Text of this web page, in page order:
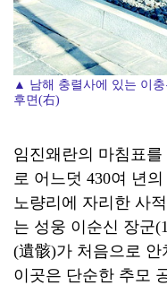
▲ 남해 충렬사에 있는 이
후면(右)
임진왜란의 마침표
로 어느덧 430여 년
노량리에 자리한 사
는 성웅 이순신 장군
(遺骸)가 처음으로
이곳은 단순한 추모